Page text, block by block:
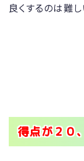
良くするのは難し
得点が２０